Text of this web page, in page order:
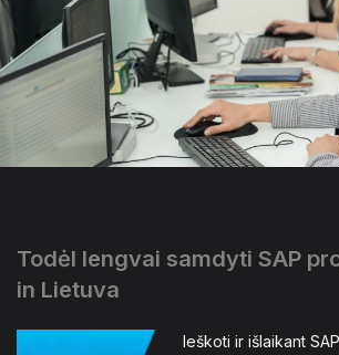
Todėl lengvai samdyti SAP
in Lietuva
Ieškoti ir išlaikant